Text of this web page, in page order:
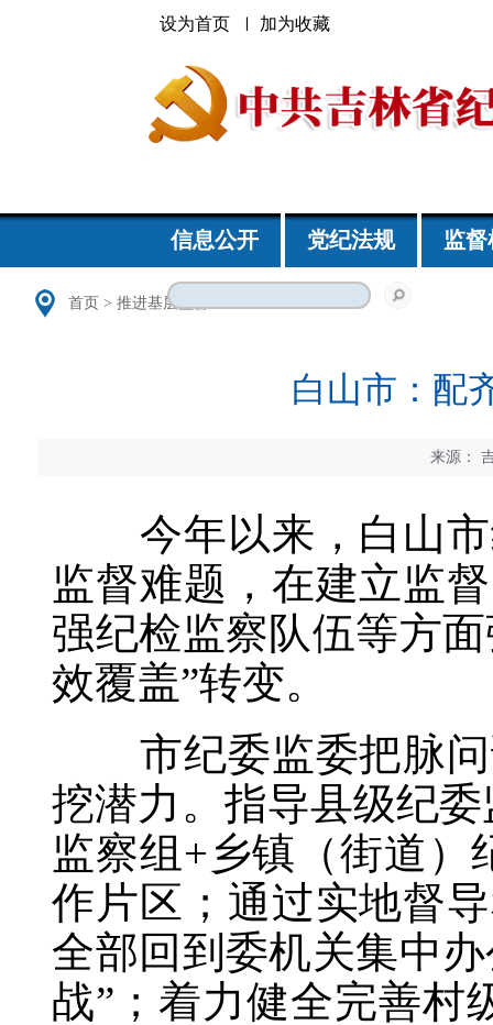
设为首页 加为收藏
信息公开 党纪法规 监
首页 > 推进基层监督
白山市：配
来源：
今年以来，白山市
监督难题，在建立监
强纪检监察队伍等方
效覆盖”转变。
市纪委监委把脉问
挖潜力。指导县级纪
监察组+乡镇（街道）
作片区；通过实地督
全部回到委机关集中
战”；着力健全完善村